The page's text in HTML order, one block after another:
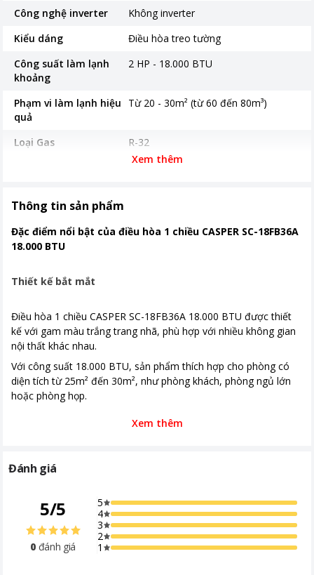
Công nghệ inverter
Không inverter
Kiểu dáng
Điều hòa treo tường
Công suất làm lạnh
khoảng
2 HP - 18.000 BTU
Phạm vi làm lạnh hiệu
quả
Từ 20 - 30m² (từ 60 đến 80m³)
Loại Gas
R-32
1652 W
Chế độ gió
Khoảng giá
Làm lạnh nhanh trong tích tắc khi
mới bật máy
Xem thêm
Thông tin sản phẩm
Đặc điểm nổi bật của điều hòa 1 chiều CASPER SC-18FB36A
18.000 BTU
Thiết kế bắt mắt
Điều hòa 1 chiều CASPER SC-18FB36A 18.000 BTU được thiết
kế với gam màu trắng trang nhã, phù hợp với nhiều không gian
nội thất khác nhau.
Với công suất 18.000 BTU, sản phẩm thích hợp cho phòng có
diện tích từ 25m² đến 30m², như phòng khách, phòng ngủ lớn
hoặc phòng họp.
Xem thêm
Đánh giá
5/5
0 đánh giá
5
4
3
2
1